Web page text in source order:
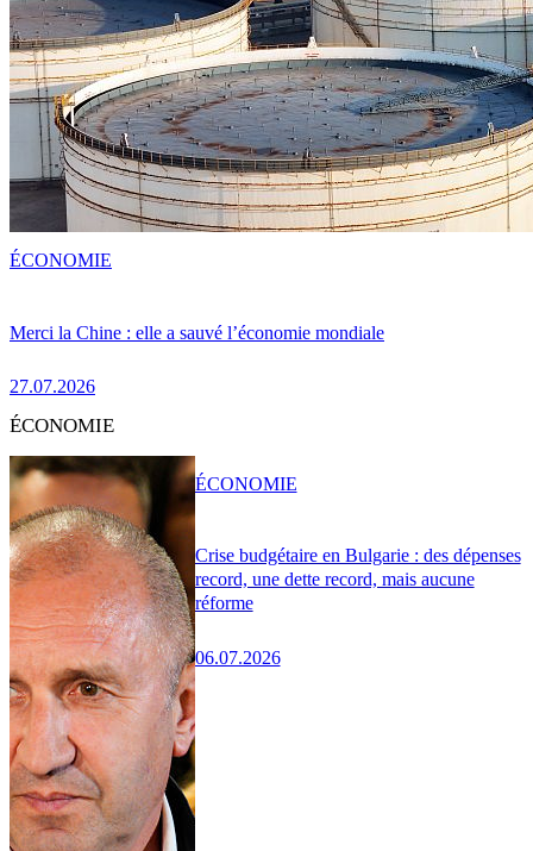
Merci la Chine : elle a sauvé l’économie mondiale
27.07.2026
ÉCONOMIE
ÉCONOMIE
Crise budgétaire en Bulgarie : des dépenses
record, une dette record, mais aucune
réforme
06.07.2026
ÉCONOMIE